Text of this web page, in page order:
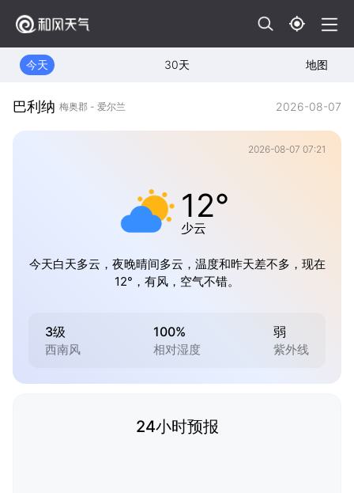
今天 30天 地图
巴利纳 梅奥郡 - 爱尔兰 2026-08-07
2026-08-07 07:21
12°
少云
今天白天多云，夜晚晴间多云，温度和昨天差不多，现在
12°，有风，空气不错。
3级
西南风
100%
相对湿度
弱
紫外线
24小时预报